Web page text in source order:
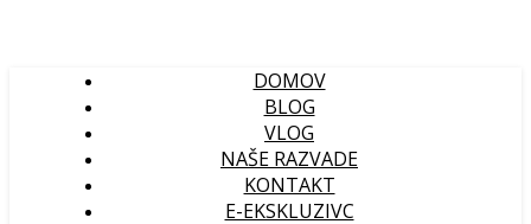
DOMOV
BLOG
VLOG
NAŠE RAZVADE
KONTAKT
E-EKSKLUZIVC